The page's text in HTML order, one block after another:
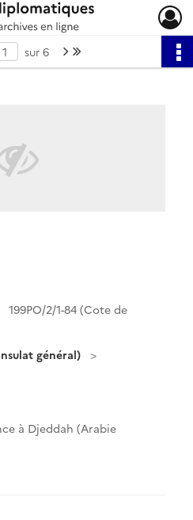
sur 6 Page suivante : 1/6
199PO/2/1-84 (Cote de
général)
à Djeddah (Arabie